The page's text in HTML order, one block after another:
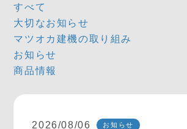
すべて
大切なお知らせ
マツオカ建機の取り組み
お知らせ
商品情報
2026/08/06 お知らせ